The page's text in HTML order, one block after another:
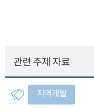
관련 주제 자료
지역개발